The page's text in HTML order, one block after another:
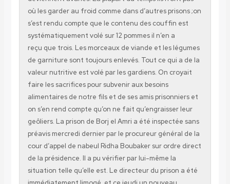
où les garder au froid comme dans d’autres prisons ;on
s’est rendu compte que le contenu des couffin est
systématiquement volé sur 12 pommes il n’en a
reçu que trois. Les morceaux de viande et les légumes
de garniture sont toujours enlevés. Tout ce qui a de la
valeur nutritive est volé par les gardiens. On croyait
faire les sacrifices pour subvenir aux besoins
alimentaires de notre fils et de ses amis prisonniers et
on s’en rend compte qu’on ne fait qu’engraisser leur
geôliers. La prison de Borj el Amri a été inspectée sans
préavis mercredi dernier par le procureur général de la
cour d’appel de nabeul Ridha Boubaker sur ordre direct
de la présidence. Il a pu vérifier par lui-même la
situation telle qu’elle est. Le directeur du prison a été